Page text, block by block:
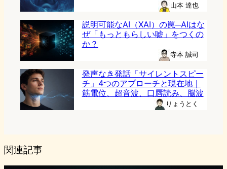
山本 達也
説明可能なAI（XAI）の罠─AIはな
ぜ「もっともらしい嘘」をつくの
か？
寺本 誠司
発声なき発話「サイレントスピー
チ」4つのアプローチと現在地｜
筋電位、超音波、口唇読み、脳波
りょうとく
関連記事